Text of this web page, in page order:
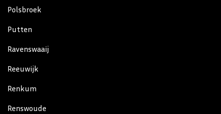
Polsbroek
Putten
Ravenswaaij
Reeuwijk
Renkum
Renswoude